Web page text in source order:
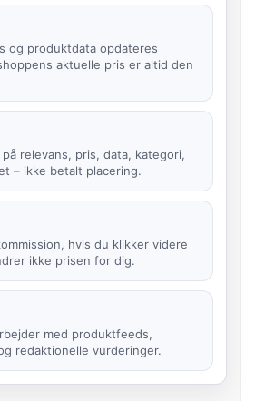
og produktdata opdateres
aktuelle pris er altid den
relevans, pris, data, kategori,
– ikke betalt placering.
hvis du klikker videre
ikke prisen for dig.
med produktfeeds,
redaktionelle vurderinger.